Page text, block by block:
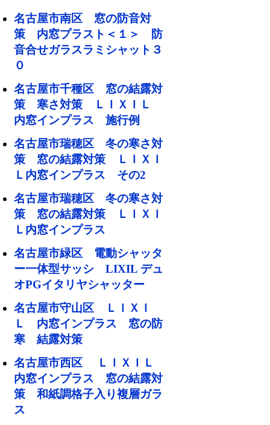
名古屋市南区 窓の防音対
策 内窓プラスト＜１＞ 防
音合せガラスラミシャット３
０
名古屋市千種区 窓の結露対
策 寒さ対策 ＬＩＸＩＬ
内窓インプラス 施行例
名古屋市瑞穂区 冬の寒さ対
策 窓の結露対策 ＬＩＸＩ
Ｌ内窓インプラス その2
名古屋市瑞穂区 冬の寒さ対
策 窓の結露対策 ＬＩＸＩ
Ｌ内窓インプラス
名古屋市緑区 電動シャッタ
ー一体型サッシ LIXIL デュ
オPGイタリヤシャッター
名古屋市守山区 ＬＩＸＩ
Ｌ 内窓インプラス 窓の防
寒 結露対策
名古屋市西区 ＬＩＸＩＬ
内窓インプラス 窓の結露対
策 和紙調格子入り複層ガラ
ス